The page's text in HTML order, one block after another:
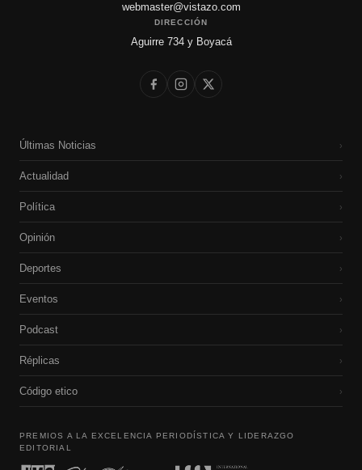
webmaster@vistazo.com
DIRECCIÓN
Aguirre 734 y Boyacá
Últimas Noticias ›
Actualidad ›
Política ›
Opinión ›
Deportes ›
Eventos ›
Podcast ›
Réplicas ›
Código etico ›
PREMIOS A LA EXCELENCIA PERIODÍSTICA Y LIDERAZGO
EDITORIAL